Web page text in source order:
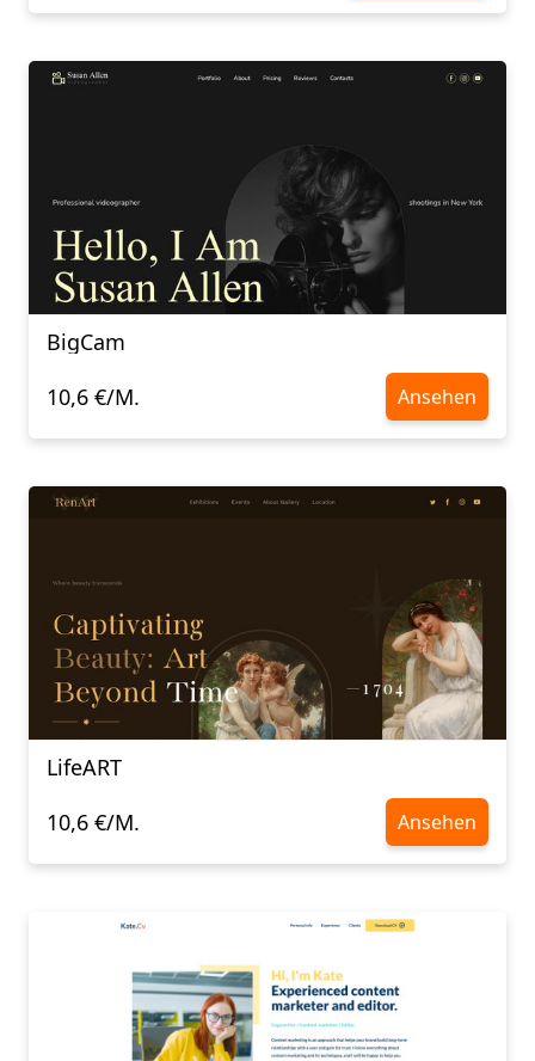
BigCam
10,6 €/M.
Ansehen
LifeART
10,6 €/M.
Ansehen